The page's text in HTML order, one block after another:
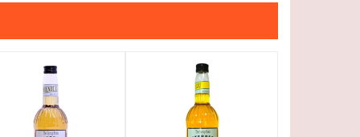
HẠT THỦY TINH ĐÀI LOAN YOGURT